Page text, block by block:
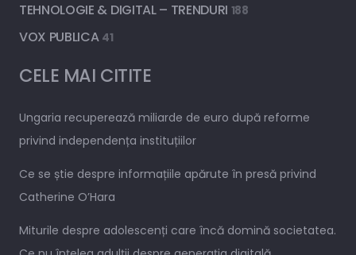
TEHNOLOGIE & DIGITAL – TRENDURI 188
VOX PUBLICA 41
CELE MAI CITITE
Ungaria recuperează miliarde de euro după reforme
privind independența instituțiilor
Ce se știe despre informațiile apărute în presă privind
Catherine O’Hara
Miturile despre adolescenți care încă domină societatea.